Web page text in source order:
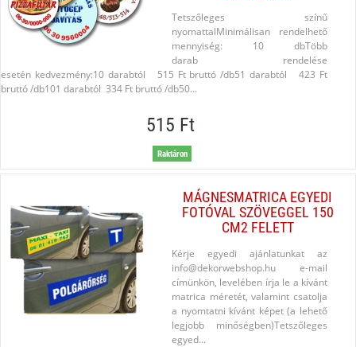
Tetszőleges színű
nyomattalMinimálisan rendelhető
mennyiség: 10 dbTöbb
darab rendelése
esetén kedvezmény:10 darabtól 515 Ft bruttó /db51 darabtól 423 Ft
bruttó /db101 darabtól 334 Ft bruttó /db50...
515 Ft
Raktáron
MÁGNESMATRICA EGYEDI
FOTÓVAL SZÖVEGGEL 150
CM2 FELETT
Kérje egyedi ajánlatunkat az
info@dekorwebshop.hu e-mail
címünkön, levelében írja le a kívánt
matrica méretét, valamint csatolja
a nyomtatni kívánt képet (a lehető
legjobb minőségben)Tetszőleges
egyed...